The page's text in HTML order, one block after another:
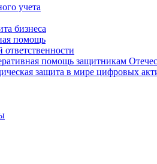
учета
бизнеса
помощь
помощь защитникам
защита в мире цифровых